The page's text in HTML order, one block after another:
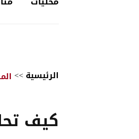
الرئيسية>>
كيف